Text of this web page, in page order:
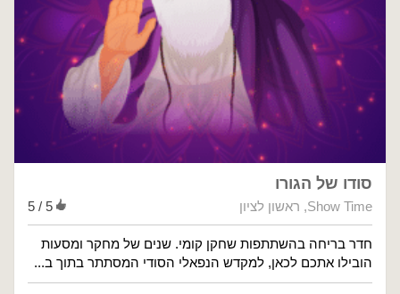
סודו של הגורו
Show Time
, ראשון לציון 5 / 5
חדר בריחה בהשתתפות שחקן קומי. שנים של מחקר ומסעות
הובילו אתכם לכאן, למקדש הנפאלי הסודי המסתתר בתוך ב...